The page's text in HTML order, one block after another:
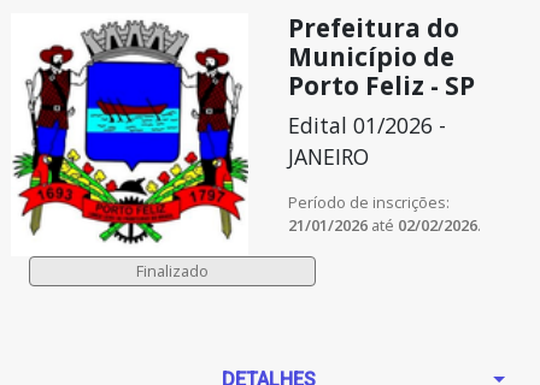
Prefeitura do
Município de
Porto Feliz - SP
Edital 01/2026 -
JANEIRO
Período de inscrições:
21/01/2026 até 02/02/2026.
DETALHES